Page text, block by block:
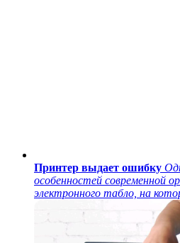
Принтер выдает ошибку
особенностей современной
электронного табло, на